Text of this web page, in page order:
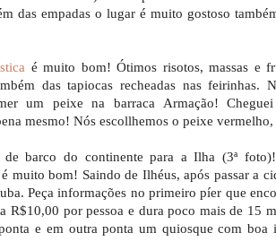
das empadas o lugar é muito gostoso
é muito bom! Ótimos risotos, massas e
das tapiocas recheadas nas feirinhas.
um peixe na barraca Armação!
mesmo! Nós escollhemos o peixe vermelho,
de barco do continente para a Ilha (3ª
é muito bom! Saindo de Ilhéus, após passar a
Peça informações no primeiro píer que
R$10,00 por pessoa e dura poco mais de 15
e em outra ponta um quiosque com boa